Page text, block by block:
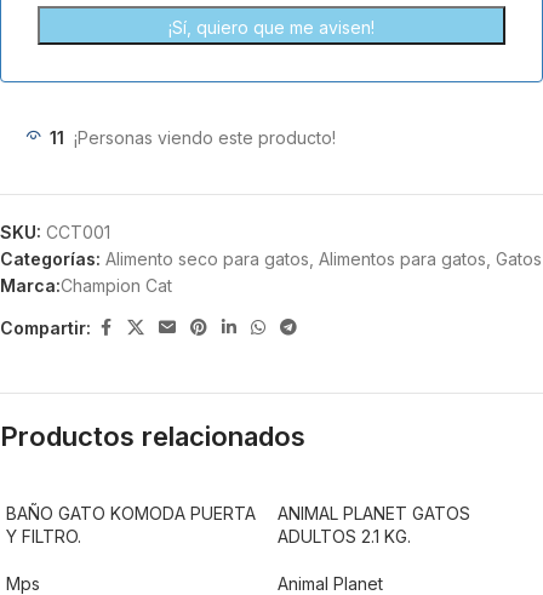
11 ¡Personas viendo este producto!
SKU: CCT001
Categorías: Alimento seco para gatos Alimentos para gatos Gatos
Marca:Champion Cat
Compartir:
Productos relacionados
BAÑO GATO KOMODA PUERTA
Y FILTRO.
Mps
ANIMAL PLANET GATOS
ADULTOS 2.1 KG.
Animal Planet